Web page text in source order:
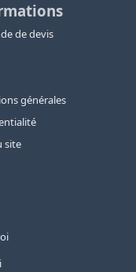
de devis
générales
site